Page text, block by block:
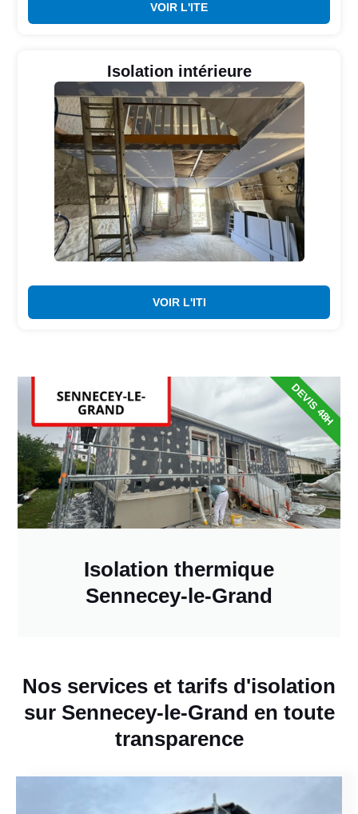
VOIR L'ITE
Isolation intérieure
VOIR L'ITI
Isolation thermique
Sennecey-le-Grand
DEVIS 48H
Nos services et tarifs d'isolation
sur Sennecey-le-Grand en toute
transparence